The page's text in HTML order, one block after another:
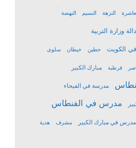
النزهة النسيم النهضة
وزارة التربية
في الكويت حطين خيطان سلوى
قرطبة مبارك الكبير
مدرسة في الفيحاء
مدرس في الفنطاس
مدرس في مبارك الكبير مشرف هدية